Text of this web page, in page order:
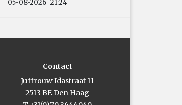
05-08-2026 21:24
Contact
Juffrouw Idastraat 11
2513 BE Den Haag